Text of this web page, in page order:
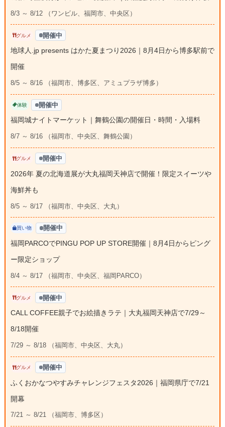
8/3 ～ 8/12 （ワンビル、福岡市、中央区）
グルメ 開催中
地球人.jp presents はかた夏まつり2026｜8月4日から博多駅前で
開催
8/5 ～ 8/16 （福岡市、博多区、アミュプラザ博多）
体験 開催中
福岡城ナイトマーケット｜舞鶴公園の開催日・時間・入場料
8/7 ～ 8/16 （福岡市、中央区、舞鶴公園）
グルメ 開催中
2026年 夏の北海道展が大丸福岡天神店で開催！限定スイーツや
海鮮丼も
8/5 ～ 8/17 （福岡市、中央区、大丸）
買い物 開催中
福岡PARCOでPINGU POP UP STORE開催｜8月4日からピング
ー限定ショップ
8/4 ～ 8/17 （福岡市、中央区、福岡PARCO）
グルメ 開催中
CALL COFFEE親子でお絵描きラテ｜大丸福岡天神店で7/29～
8/18開催
7/29 ～ 8/18 （福岡市、中央区、大丸）
グルメ 開催中
ふくおかなつやすみチャレンジフェスタ2026｜福岡県庁で7/21
開幕
7/21 ～ 8/21 （福岡市、博多区）